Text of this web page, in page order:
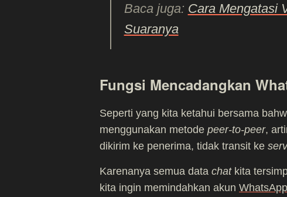
Baca juga: Cara Mengatasi
Suaranya
Fungsi Mencadangkan
Seperti yang kita ketahui bersama
menggunakan metode peer-to-peer,
dikirim ke penerima, tidak transit ke
Karenanya semua data chatkita
kita ingin memindahkan akun WhatsApp